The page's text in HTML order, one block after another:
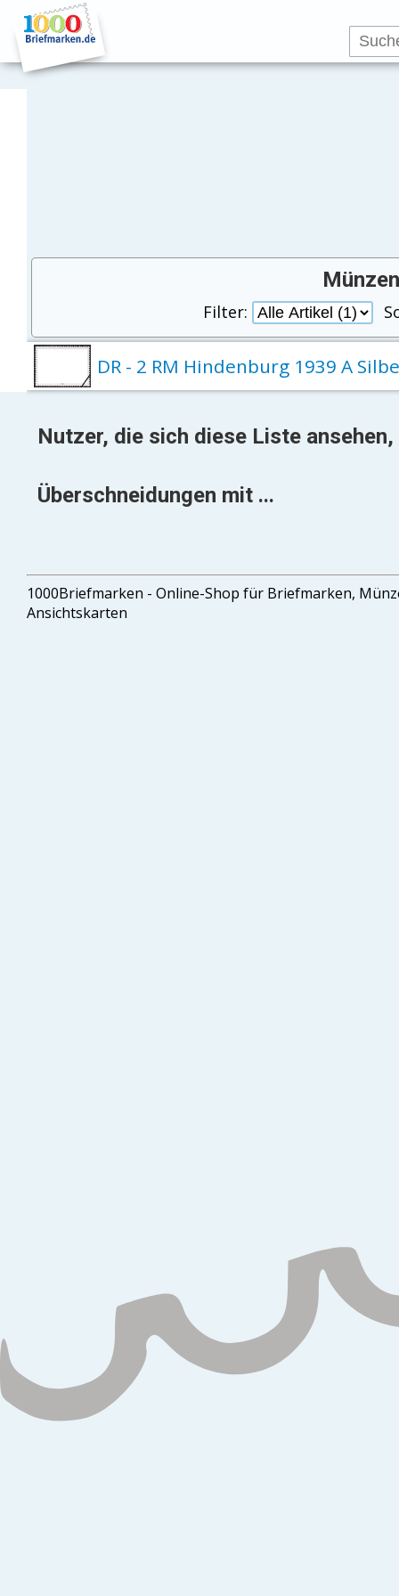
Filter:
DR - 2 RM Hindenburg 1939 A
Nutzer, die sich diese Liste ansehen,
Überschneidungen mit ...
1000Briefmarken - Online-Shop für Briefmarken,
Ansichtskarten